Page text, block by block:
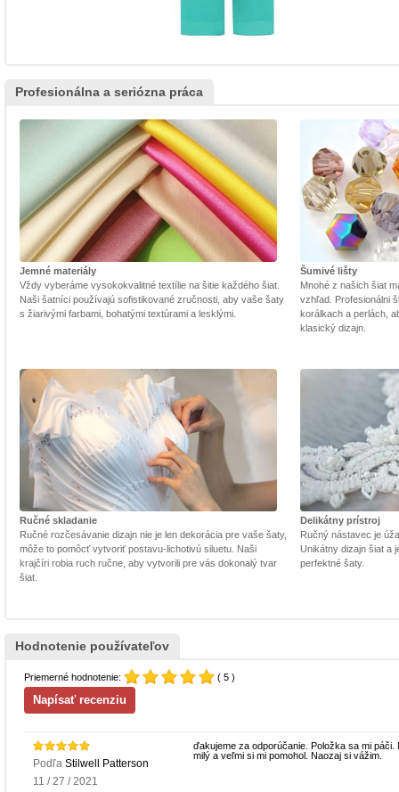
Profesionálna a seriózna práca
Jemné materiály
Vždy vyberáme vysokokvalitné textílie na šitie každého šiat.
Naši šatníci používajú sofistikované zručnosti, aby vaše šaty
s žiarivými farbami, bohatými textúrami a lesklými.
Šumivé lišty
Mnohé z našich šiat
vzhľad. Profesionálni
korálkach a perlách,
klasický dizajn.
Ručné skladanie
Ručné rozčesávanie dizajn nie je len dekorácia pre vaše šaty,
môže to pomôcť vytvoriť postavu-lichotivú siluetu. Naši
krajčíri robia ruch ručne, aby vytvorili pre vás dokonalý tvar
šiat.
Delikátny prístroj
Ručný nástavec je
Unikátny dizajn šiat a
perfektné šaty.
Hodnotenie používateľov
Priemerné hodnotenie: ( 5 )
Podľa Stilwell Patterson
11 / 27 / 2021
ďakujeme za odporúčanie. Položka sa mi
milý a veľmi si mi pomohol. Naozaj si vážim.